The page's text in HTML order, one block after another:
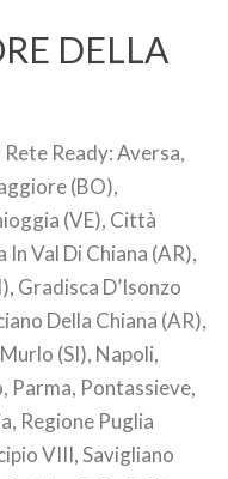
DELLA
Ready: Aversa,
(BO),
(VE), Città
Val Di Chiana (AR),
Gradisca D’Isonzo
Della Chiana (AR),
(SI), Napoli,
Parma, Pontassieve,
Regione Puglia
VIII, Savigliano